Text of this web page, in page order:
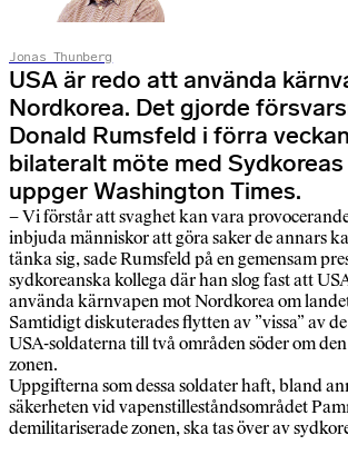
Jonas Thunberg
USA är redo att använda
Nordkorea. Det gjorde
Donald Rumsfeld i förra
bilateralt möte med
uppger Washington Times.
– Vi förstår att svaghet kan vara
inbjuda människor att göra saker de annars
tänka sig, sade Rumsfeld på en gemensam
sydkoreanska kollega där han slog fast att
använda kärnvapen mot Nordkorea om
Samtidigt diskuterades flytten av ”vissa” av
USA-soldaterna till två områden söder om
zonen.
Uppgifterna som dessa soldater haft, bland
säkerheten vid vapenstilleståndsområdet
demilitariserade zonen, ska tas över av